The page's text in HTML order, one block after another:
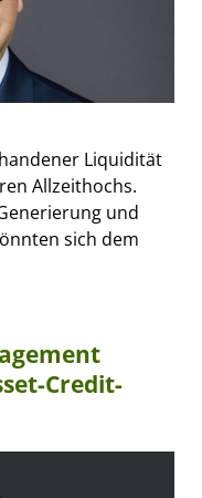
Liquidität
Allzeithochs.
und
sich dem
Credit-